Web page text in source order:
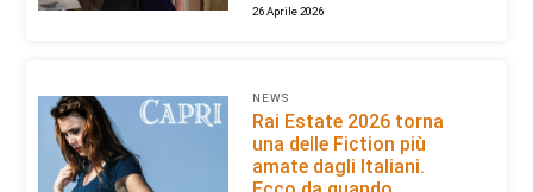
26 Aprile 2026
NEWS
Rai Estate 2026 torna
una delle Fiction più
amate dagli Italiani.